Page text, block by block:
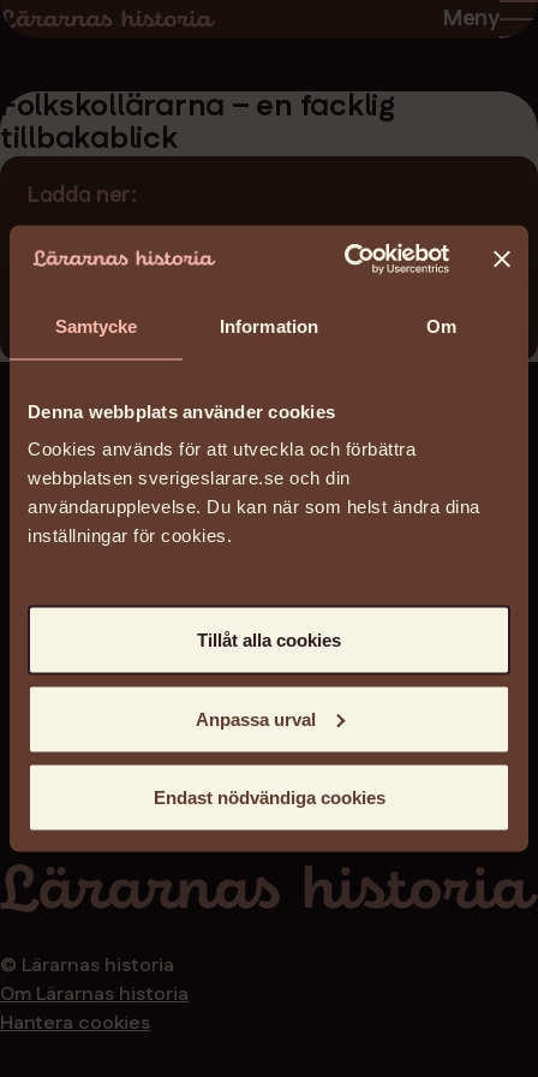
Samtycke Information Om
Denna webbplats använder cookies
Cookies används för att utveckla och förbättra
webbplatsen sverigeslarare.se och din
användarupplevelse. Du kan när som helst ändra dina
inställningar för cookies.
Tillåt alla cookies
Anpassa urval
Endast nödvändiga cookies
Hoppa
innehåll
Hoppa
huvudnavigering
Meny
Folkskollärarna – en facklig
tillbakablick
Ladda ner:
folkskollararna-en-facklig-
© Lärarnas historia
Om Lärarnas historia
Hantera cookies